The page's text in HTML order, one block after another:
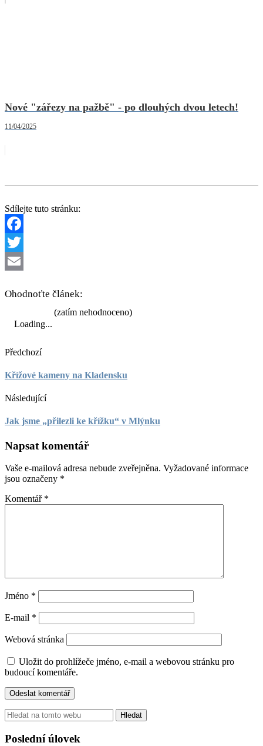
Nové "zářezy na pažbě" - po dlouhých dvou letech!
11/04/2025
Sdílejte tuto stránku:
Facebook
Twitter
Ohodnoťte článek:
(zatím nehodnoceno)
Loading...
Předchozí
Křížové kameny na Kladensku
Následující
Jak jsme „přilezli ke křížku“ v Mlýnku
Napsat komentář
Vaše e-mailová adresa nebude zveřejněna. Vyžadované informace
jsou označeny *
Komentář *
Jméno *
E-mail *
Webová stránka
Uložit do prohlížeče jméno, e-mail a webovou stránku pro
budoucí komentáře.
Hledat
Poslední úlovek